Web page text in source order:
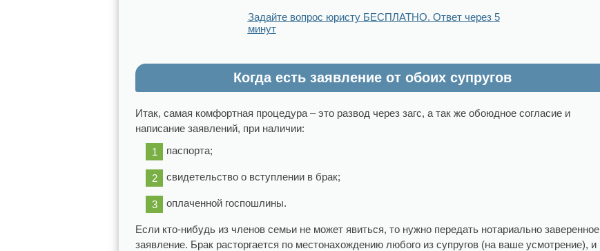
Задайте вопрос юристу БЕСПЛАТНО. Ответ через 5
минут
Когда есть заявление от обоих супругов
Итак, самая комфортная процедура – это развод через загс, а так же обоюдное согласие и
написание заявлений, при наличии:
паспорта;
свидетельство о вступлении в брак;
оплаченной госпошлины.
Если кто-нибудь из членов семьи не может явиться, то нужно передать нотариально заверенное
заявление. Брак расторгается по местонахождению любого из супругов (на ваше усмотрение), и